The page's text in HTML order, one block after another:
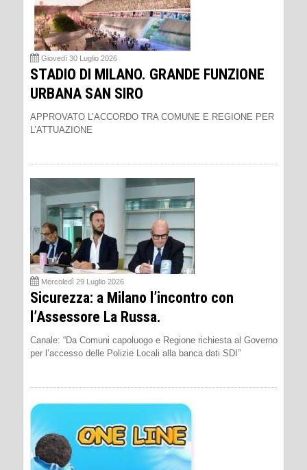
Giovedì 30 Luglio 2026
STADIO DI MILANO. GRANDE FUNZIONE
URBANA SAN SIRO
APPROVATO L’ACCORDO TRA COMUNE E REGIONE PER
L’ATTUAZIONE
Mercoledì 29 Luglio 2026
Sicurezza: a Milano l’incontro con
l’Assessore La Russa.
Canale: “Da Comuni capoluogo e Regione richiesta al Governo
per l’accesso delle Polizie Locali alla banca dati SDI”